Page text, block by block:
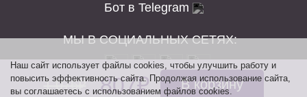
Бот в Telegram
МЫ В СОЦИАЛЬНЫХ СЕТЯХ:
Наш сайт использует файлы cookies, чтобы улучшить работу и
повысить эффективность сайта. Продолжая использование сайта,
вы соглашаетесь с использованием файлов cookies.
1 076₽ 807₽ В корзину